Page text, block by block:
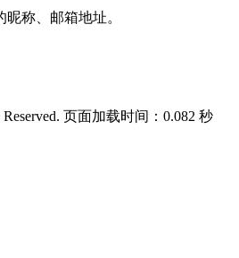
称、邮箱地址。
页面加载时间：0.082 秒